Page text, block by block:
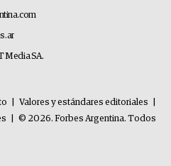
Media SA.
Valores y estándares editoriales
© 2026. Forbes Argentina. Todos